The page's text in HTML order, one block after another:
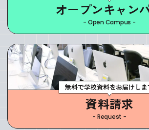
オープンキャン
- Open Campus -
無料で学校資料をお届けし
資料請求
- Request -